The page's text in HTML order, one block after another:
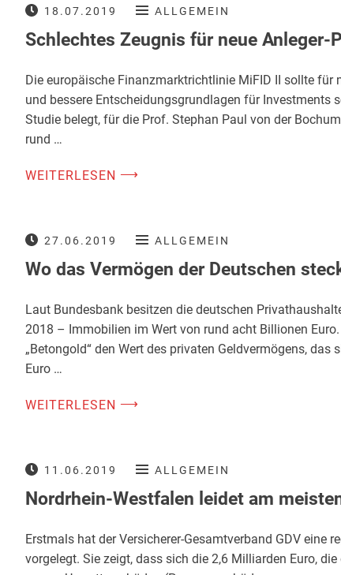
18.07.2019 ALLGEMEIN
Schlechtes Zeugnis für neue
Die europäische Finanzmarktrichtlinie MiFID II sollte für
und bessere Entscheidungsgrundlagen für Investments
Studie belegt, für die Prof. Stephan Paul von der
rund …
WEITERLESEN ⟶
27.06.2019 ALLGEMEIN
Wo das Vermögen der Deutschen
Laut Bundesbank besitzen die deutschen
2018 – Immobilien im Wert von rund acht Billionen
„Betongold“ den Wert des privaten Geldvermögens, das
Euro …
WEITERLESEN ⟶
11.06.2019 ALLGEMEIN
Nordrhein-Westfalen leidet am
Erstmals hat der Versicherer-Gesamtverband GDV eine
vorgelegt. Sie zeigt, dass sich die 2,6 Milliarden Euro,